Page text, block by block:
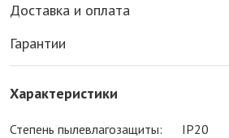
Доставка и оплата
Гарантии
Характеристики
Степень пылевлагозащиты:
IP20